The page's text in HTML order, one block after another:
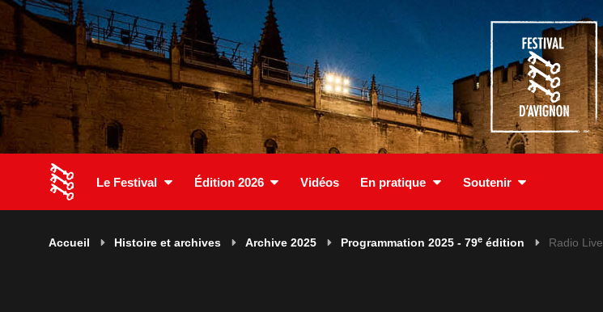
Le Festival Édition 2026 Vidéos En pratique Soutenir
Accueil Histoire et archives Archive 2025 Programmation 2025 - 79e édition Radio Live